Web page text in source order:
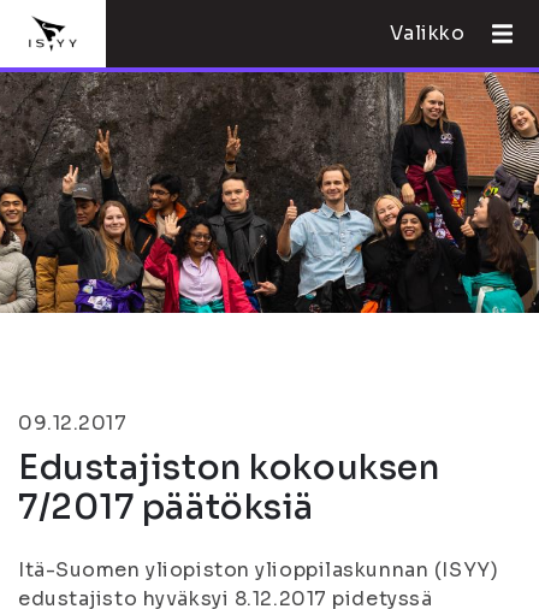
Valikko
09.12.2017
Edustajiston kokouksen
7/2017 päätöksiä
Itä-Suomen yliopiston ylioppilaskunnan (ISYY)
edustajisto hyväksyi 8.12.2017 pidetyssä